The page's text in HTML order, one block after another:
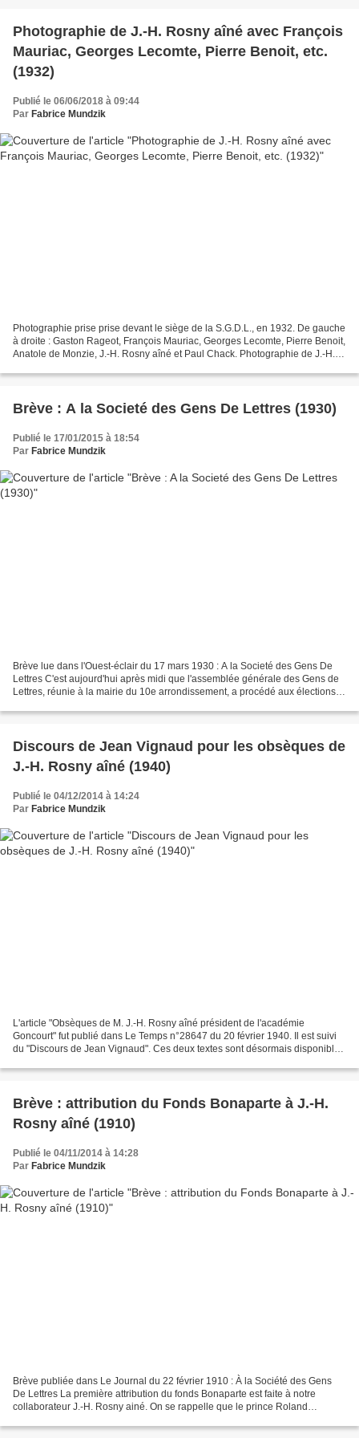
Photographie de J.-H. Rosny aîné avec François
Mauriac, Georges Lecomte, Pierre Benoit, etc.
(1932)
Publié le 06/06/2018 à 09:44
Par Fabrice Mundzik
Photographie prise prise devant le siège de la S.G.D.L., en 1932. De gauche
à droite : Gaston Rageot, François Mauriac, Georges Lecomte, Pierre Benoit,
Anatole de Monzie, J.-H. Rosny aîné et Paul Chack. Photographie de J.-H.
Brève : A la Societé des Gens De Lettres (1930)
Publié le 17/01/2015 à 18:54
Par Fabrice Mundzik
Brève lue dans l'Ouest-éclair du 17 mars 1930 : A la Societé des Gens De
Lettres C'est aujourd'hui après midi que l'assemblée générale des Gens de
Lettres, réunie à la mairie du 10e arrondissement, a procédé aux élections
Discours de Jean Vignaud pour les obsèques de
J.-H. Rosny aîné (1940)
Publié le 04/12/2014 à 14:24
Par Fabrice Mundzik
L'article "Obsèques de M. J.-H. Rosny aîné président de l'académie
Goncourt" fut publié dans Le Temps n°28647 du 20 février 1940. Il est suivi
du "Discours de Jean Vignaud". Ces deux textes sont désormais disponibles
Brève : attribution du Fonds Bonaparte à J.-H.
Rosny aîné (1910)
Publié le 04/11/2014 à 14:28
Par Fabrice Mundzik
Brève publiée dans Le Journal du 22 février 1910 : À la Société des Gens
De Lettres La première attribution du fonds Bonaparte est faite à notre
collaborateur J.-H. Rosny ainé. On se rappelle que le prince Roland